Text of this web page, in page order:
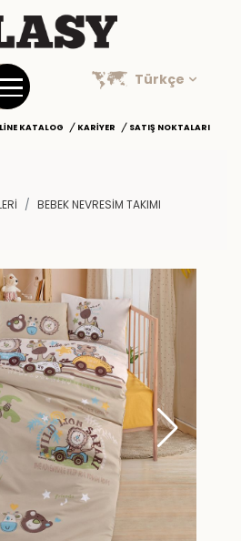
Türkçe
KATALOG KARIYER SATIŞ NOKTALARI
BEBEK NEVRESIM TAKIMI